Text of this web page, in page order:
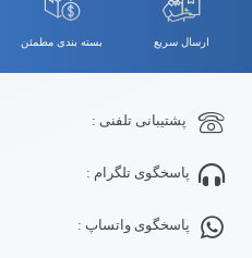
ارسال سریع بسته بندی مطمئن
پشتیبانی تلفنی :
پاسخگوی تلگرام :
پاسخگوی واتساپ :